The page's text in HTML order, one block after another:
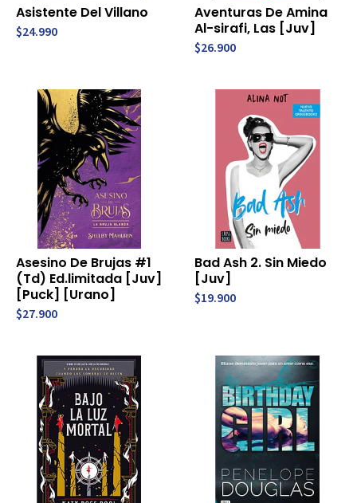
Asistente Del Villano
$24.990
Aventuras De Amina
Al-sirafi, Las [Juv]
$26.900
Asesino De Brujas #1
(Td) Ed.limitada [Juv]
[Puck] [Urano]
$27.900
Bad Ash 2. Sin Miedo
[Juv]
$19.900